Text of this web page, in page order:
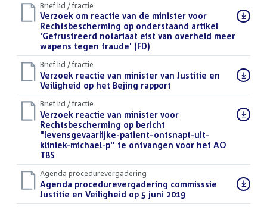
Brief lid / fractie
Download
bestand:
Verzoek om reactie van de minister voor
Rechtsbescherming op onderstaand artikel
'Gefrustreerd notariaat eist van overheid meer
wapens tegen fraude' (FD)
Brief lid / fractie
Download
bestand:
Verzoek reactie van minister van Justitie en
Veiligheid op het Bejing rapport
Brief lid / fractie
Download
bestand:
Verzoek reactie van minister voor
Rechtsbescherming op bericht
"levensgevaarlijke-patient-ontsnapt-uit-
kliniek-michael-p'' te ontvangen voor het AO
TBS
Agenda procedurevergadering
Download
bestand:
Agenda procedurevergadering commisssie
Justitie en Veiligheid op 5 juni 2019(PDF)